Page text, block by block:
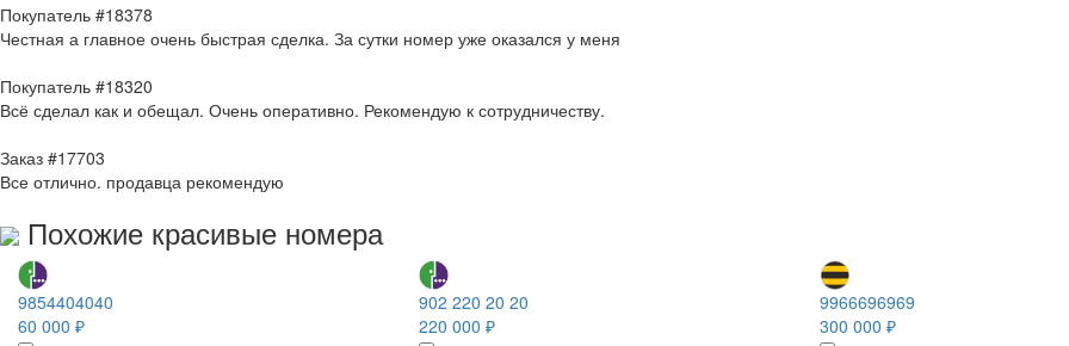
Покупатель #18378
Честная а главное очень быстрая сделка. За сутки номер уже оказался у меня
Покупатель #18320
Всё сделал как и обещал. Очень оперативно. Рекомендую к сотрудничеству.
Заказ #17703
Все отлично. продавца рекомендую
Похожие красивые номера
9854404040
60 000 ₽
902 220 20 20
220 000 ₽
9966696969
300 000 ₽